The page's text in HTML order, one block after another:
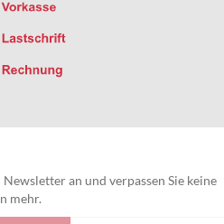
an und verpassen Sie keine
mehr.